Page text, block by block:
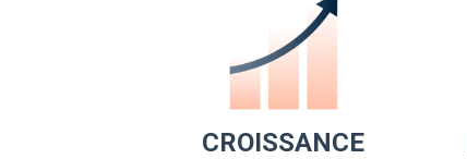
CROISSANCE